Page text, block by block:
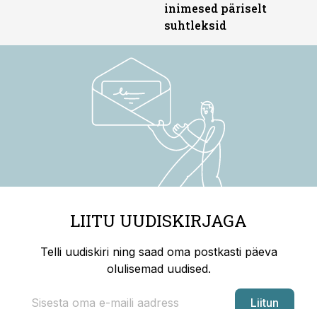
inimesed päriselt
suhtleksid
LIITU UUDISKIRJAGA
Telli uudiskiri ning saad oma postkasti päeva
olulisemad uudised.
Liitun